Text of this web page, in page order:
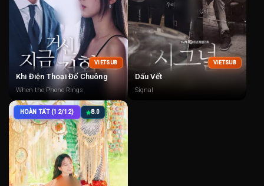
VIETSUB
Khi Điện Thoại Đổ Chuông
When the Phone Rings
VIETSUB
Dấu Vết
Signal
HOÀN TẤT (12/12) 8.0